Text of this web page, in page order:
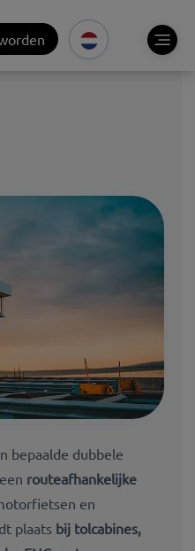
bepaalde dubbele
routeafhankelijke
en
plaats bij tolcabines,